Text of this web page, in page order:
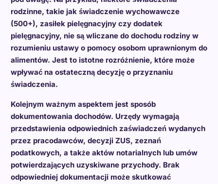
rodzinne, takie jak świadczenie wychowawcze
(500+), zasiłek pielęgnacyjny czy dodatek
pielęgnacyjny, nie są wliczane do dochodu rodziny w
rozumieniu ustawy o pomocy osobom uprawnionym do
alimentów. Jest to istotne rozróżnienie, które może
wpływać na ostateczną decyzję o przyznaniu
świadczenia.
Kolejnym ważnym aspektem jest sposób
dokumentowania dochodów. Urzędy wymagają
przedstawienia odpowiednich zaświadczeń wydanych
przez pracodawców, decyzji ZUS, zeznań
podatkowych, a także aktów notarialnych lub umów
potwierdzających uzyskiwane przychody. Brak
odpowiedniej dokumentacji może skutkować